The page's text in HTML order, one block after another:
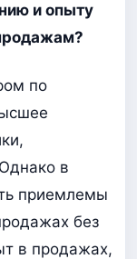
и опыту
по
в
приемлемы
без
в продажах,